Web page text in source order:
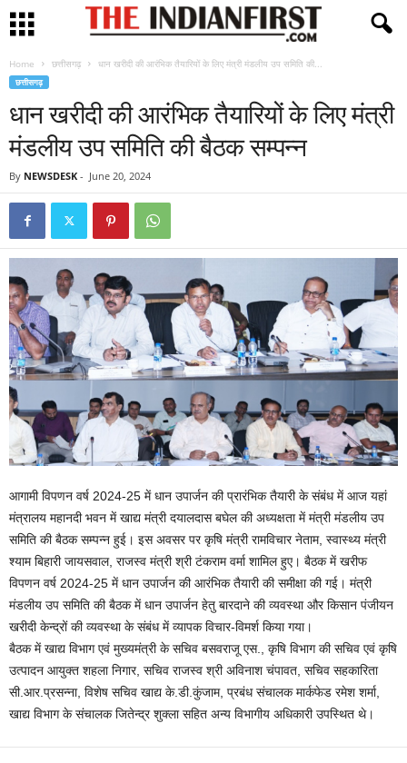
Home छत्तीसगढ़ धान खरीदी की आरंभिक तैयारियों के लिए मंत्री मंडलीय उप समिति की...
छत्तीसगढ़
धान खरीदी की आरंभिक तैयारियों के लिए मंत्री
मंडलीय उप समिति की बैठक सम्पन्न
By NEWSDESK - June 20, 2024
आगामी विपणन वर्ष 2024-25 में धान उपार्जन की प्रारंभिक तैयारी के संबंध में आज यहां
मंत्रालय महानदी भवन में खाद्य मंत्री दयालदास बघेल की अध्यक्षता में मंत्री मंडलीय उप
समिति की बैठक सम्पन्न हुई। इस अवसर पर कृषि मंत्री रामविचार नेताम, स्वास्थ्य मंत्री
श्याम बिहारी जायसवाल, राजस्व मंत्री श्री टंकराम वर्मा शामिल हुए। बैठक में खरीफ
विपणन वर्ष 2024-25 में धान उपार्जन की आरंभिक तैयारी की समीक्षा की गई। मंत्री
मंडलीय उप समिति की बैठक में धान उपार्जन हेतु बारदाने की व्यवस्था और किसान पंजीयन
खरीदी केन्द्रों की व्यवस्था के संबंध में व्यापक विचार-विमर्श किया गया।
बैठक में खाद्य विभाग एवं मुख्यमंत्री के सचिव बसवराजू एस., कृषि विभाग की सचिव एवं कृषि
उत्पादन आयुक्त शहला निगार, सचिव राजस्व श्री अविनाश चंपावत, सचिव सहकारिता
सी.आर.प्रसन्ना, विशेष सचिव खाद्य के.डी.कुंजाम, प्रबंध संचालक मार्कफेड रमेश शर्मा,
खाद्य विभाग के संचालक जितेन्द्र शुक्ला सहित अन्य विभागीय अधिकारी उपस्थित थे।